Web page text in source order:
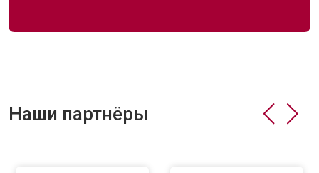
Наши партнёры